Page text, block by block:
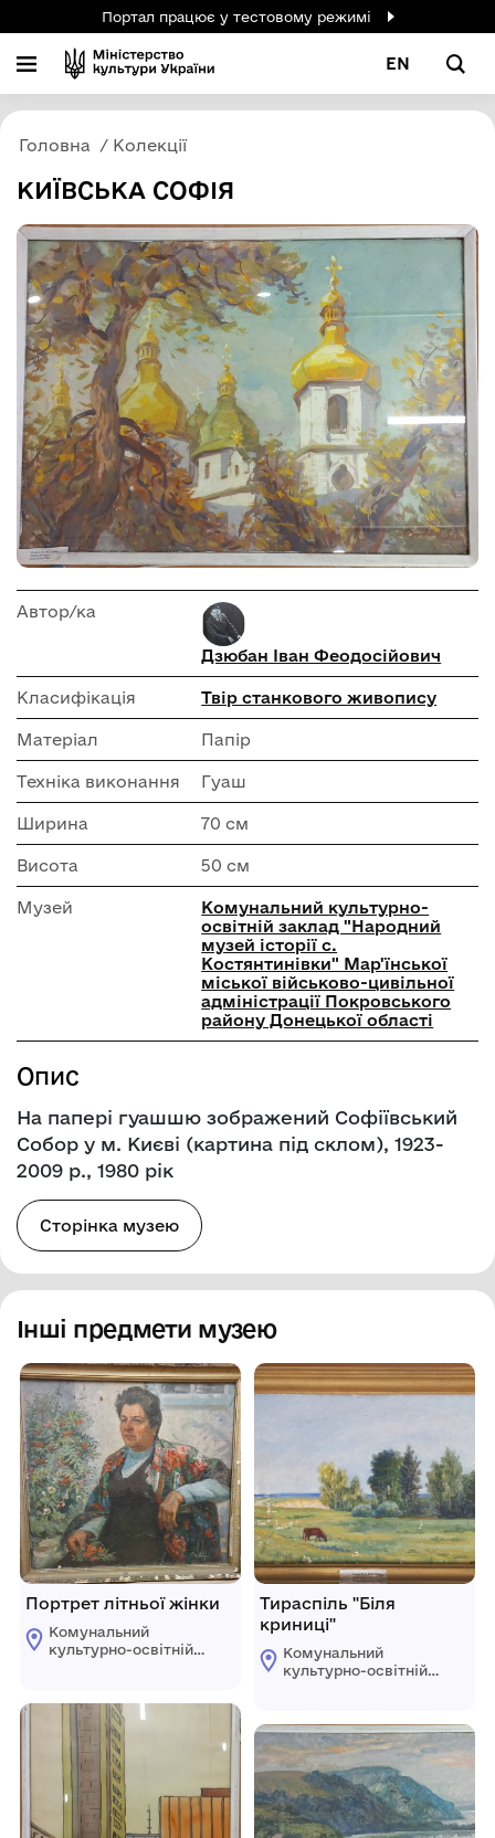
Портал працює у тестовому режимі
EN
Головна Колекції
КИЇВСЬКА СОФІЯ
Автор/ка
Дзюбан Іван Феодосійович
Класифікація Твір станкового живопису
Матеріал Папір
Техніка виконання Гуаш
Ширина 70 см
Висота 50 см
Музей
Комунальний культурно-
освітній заклад "Народний
музей історії с.
Костянтинівки" Мар'їнської
міської військово-цивільної
адміністрації Покровського
району Донецької області
Опис
На папері гуашшю зображений Софіївський
Собор у м. Києві (картина під склом), 1923-
2009 р., 1980 рік
Сторінка музею
Інші предмети музею
Портрет літньої жінки
Комунальний
культурно-освітній
Костянтинівки"
Мар'їнської міської
військово-цивільної
адміністрації
Покровського
району Донецької
області
Тираспіль "Біля
криниці"
Комунальний
культурно-освітній
Костянтинівки"
Мар'їнської міської
військово-цивільної
адміністрації
Покровського
району Донецької
області